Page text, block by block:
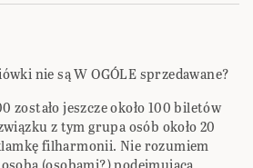
nie są W OGÓLE sprzedawane?
zostało jeszcze około 100 biletów
z tym grupa osób około 20
filharmonii. Nie rozumiem